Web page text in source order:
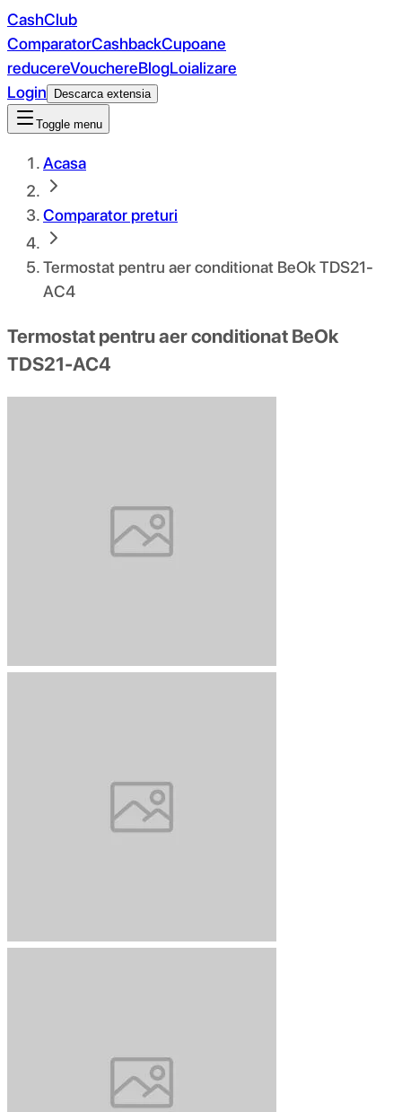
CashClub
ComparatorCashbackCupoane
reducereVouchereBlogLoializare
Login
Descarca extensia
Toggle menu
Acasa
Comparator preturi
Termostat pentru aer conditionat BeOk TDS21-
AC4
Termostat pentru aer conditionat BeOk
TDS21-AC4